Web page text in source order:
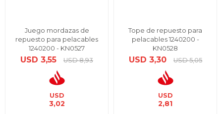
Juego mordazas de
repuesto para pelacables
1240200 - KN0527
USD 3,55 USD 8,93
USD
3,02
Tope de repuesto para
pelacables 1240200 -
KN0528
USD 3,30 USD 5,05
USD
2,81